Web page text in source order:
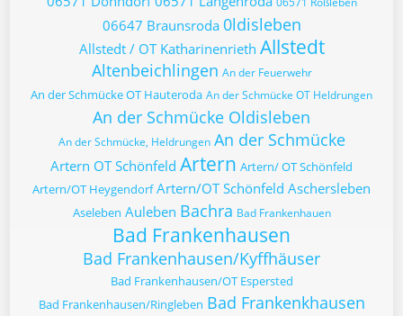
06647 Braunsroda 0ldisleben
Allstedt / OT Katharinenrieth Allstedt
Altenbeichlingen An der Feuerwehr
An der Schmücke OT Hauteroda An der Schmücke OT Heldrungen
An der Schmücke Oldisleben
An der Schmücke, Heldrungen An der Schmücke
Artern OT Schönfeld Artern Artern/ OT Schönfeld
Artern/OT Heygendorf Artern/OT Schönfeld Aschersleben
Aseleben Auleben Bachra Bad Frankenhauen
Bad Frankenhausen
Bad Frankenhausen/Kyffhäuser
Bad Frankenhausen/OT Espersted
Bad Frankenhausen/Ringleben Bad Frankenkhausen